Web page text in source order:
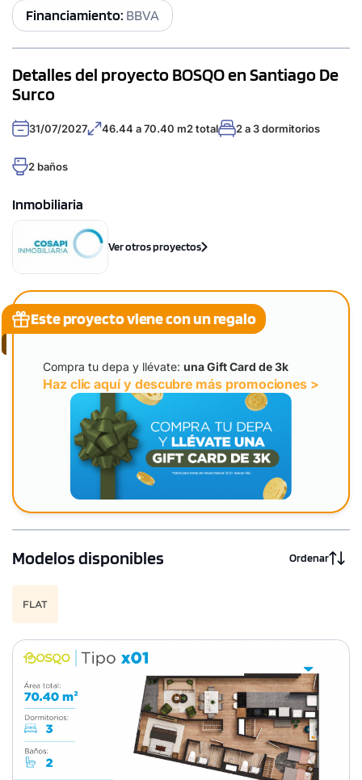
Financiamiento: BBVA
Detalles del proyecto BOSQO en Santiago De
Surco
31/07/2027 46.44 a 70.40 m2 total 2 a 3 dormitorios
2 baños
Inmobiliaria
Ver otros proyectos
Compra tu depa y llévate: una Gift Card de 3k
Haz clic aquí y descubre más promociones >
Este proyecto viene con un regalo
Modelos disponibles Ordenar
FLAT